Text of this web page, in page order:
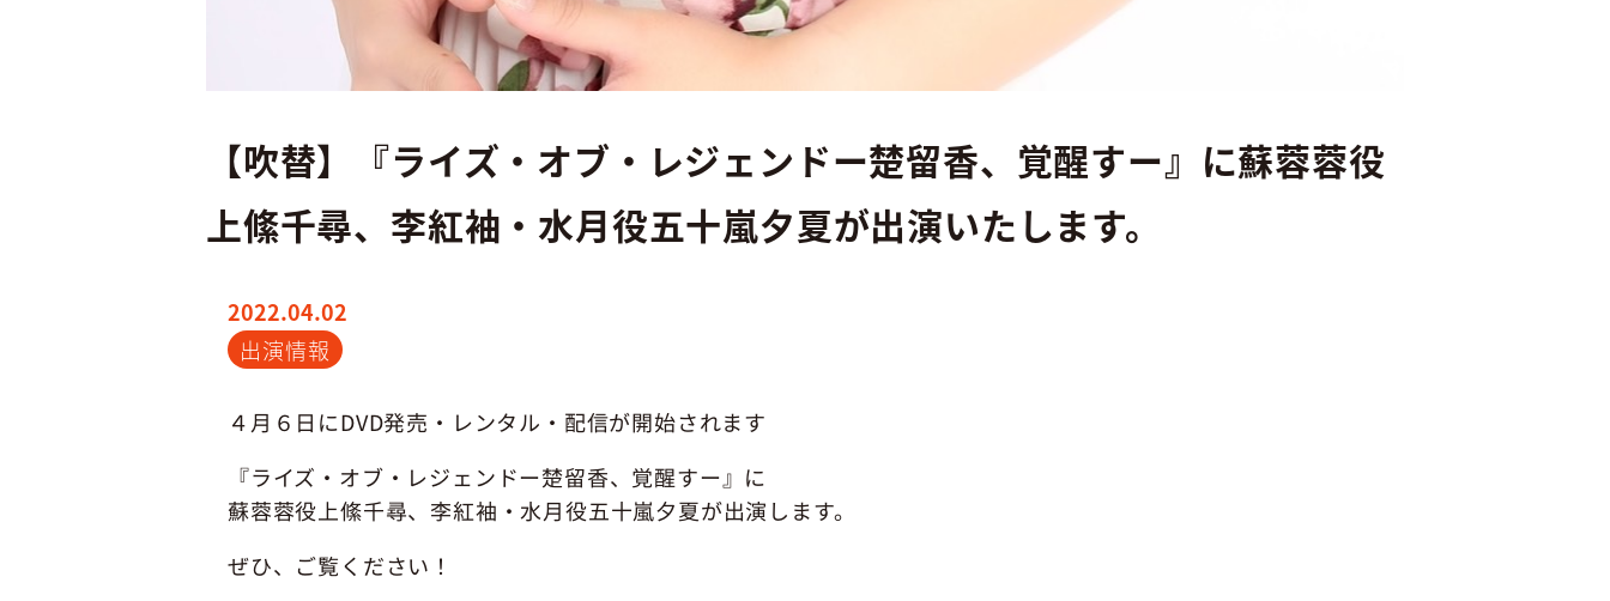
【吹替】『ライズ・オブ・レジェンドー楚留香、覚醒すー』に蘇蓉蓉役
上絛千尋、李紅袖・水月役五十嵐夕夏が出演いたします。
2022.04.02
出演情報
４月６日にDVD発売・レンタル・配信が開始されます
『ライズ・オブ・レジェンドー楚留香、覚醒すー』に
蘇蓉蓉役上絛千尋、李紅袖・水月役五十嵐夕夏が出演します。
ぜひ、ご覧ください！